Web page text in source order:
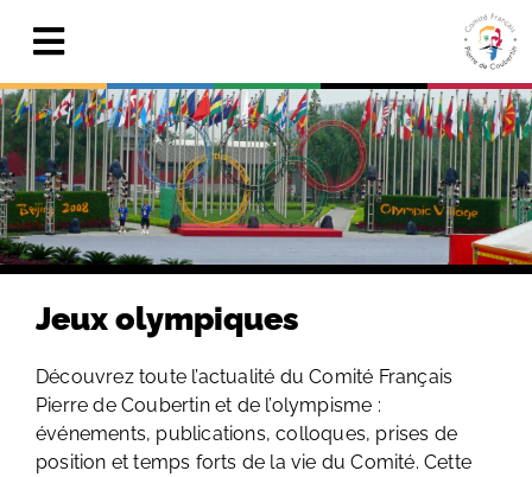
contentToggle
Navigation
Actualités
Le Comité
Pierre de Coubertin
Centre de ressources
Adhérer & faire un don
Search
Jeux olympiques
Découvrez toute l’actualité du Comité Français
Pierre de Coubertin et de l’olympisme :
événements, publications, colloques, prises de
position et temps forts de la vie du Comité. Cette